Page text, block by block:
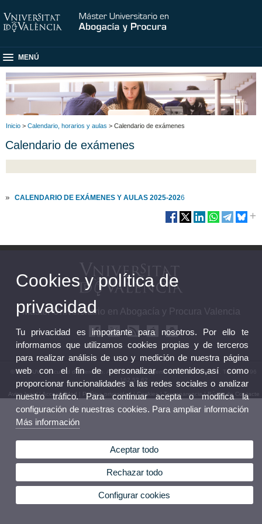
MENÚ
Inicio > Calendario, horarios y aulas > Calendario de exámenes
Calendario de exámenes
CALENDARIO DE EXÁMENES Y AULAS 2025-2026
Máster Universitario en Abogacía y Procura Valencia
© 2026 UV. - Facultad de Derecho. Avda. dels Tarongers s/n, 46022 Valencia. Teléfono: 96
162 53 62
Aviso legal|Accesibilidad Política privacidad|Cookies|Transparencia|Bústia de Contacte
Cookies y política de
privacidad
Tu privacidad es importante para nosotros. Por ello te
informamos que utilizamos cookies propias y de terceros
para realizar análisis de uso y medición de nuestra página
web con el fin de personalizar contenidos,así como
proporcionar funcionalidades a las redes sociales o analizar
nuestro tráfico. Para continuar acepta o modifica la
configuración de nuestras cookies. Para ampliar información
Más información
Aceptar todo
Rechazar todo
Configurar cookies